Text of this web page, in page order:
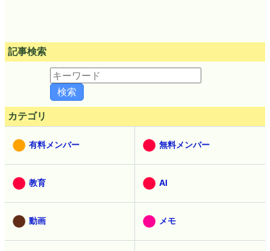
記事検索
カテゴリ
有料メンバー 無料メンバー
教育 AI
動画 メモ